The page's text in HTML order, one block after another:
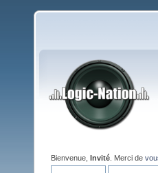
Bienvenue, Invité . Merci de